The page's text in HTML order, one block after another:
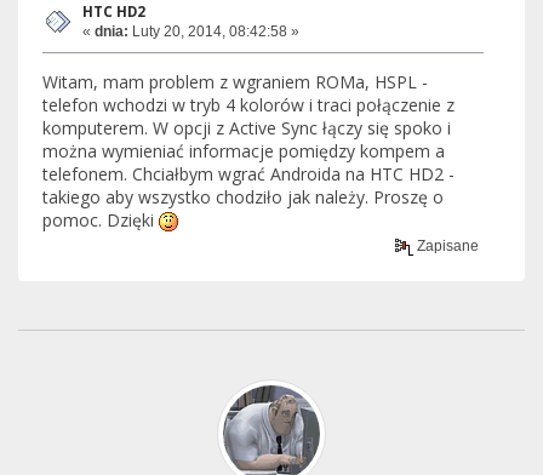
HTC HD2
« dnia: Luty 20, 2014, 08:42:58 »
Witam, mam problem z wgraniem ROMa, HSPL -
telefon wchodzi w tryb 4 kolorów i traci połączenie z
komputerem. W opcji z Active Sync łączy się spoko i
można wymieniać informacje pomiędzy kompem a
telefonem. Chciałbym wgrać Androida na HTC HD2 -
takiego aby wszystko chodziło jak należy. Proszę o
pomoc. Dzięki
Zapisane